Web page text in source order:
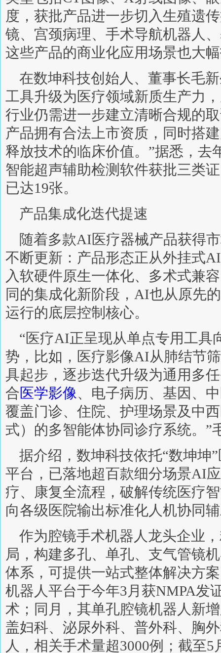
度，获批产品进一步切入生殖遗
镜、宫颈病理、手术导航机器人
这些产品的商业化应用场景也大
在数坤科技创始人、董事长毛
工具升级为医疗领域新质生产力
行业仍需进一步建立清晰合规的
产品拥有合法上市资质，同时搭
释放技术的临床价值。”据悉，去
智能超声辅助检测软件获批三类
已达19张。
产品集成化迭代提速
随着多款AI医疗器械产品获得
不断更新：产品形态正从外挂式
入软硬件原生一体化、多术式兼
同的集成化新阶段，AI也从原先
运行的底层控制核心。
“医疗AI正呈现从单点专用工具
势，比如，医疗影像AI从肺结节
具起步，逐步迭代升级为通用多
合医学影像、电子病历、基因、
覆盖门诊、住院、护理场景及中
式）的多智能体协同诊疗系统。”
据介绍，数坤科技依托“数坤坤
平台，已落地超百款细分场景AI
疗、康复全流程，破解传统医疗
向各级医院输出标准化人机协同
作为腔镜手术机器人龙头企业
局，构建多孔、单孔、支气管镜
体系，可提供一站式整体解决方
机器人平台于今年3月获NMPA发
术；同月，其单孔腔镜机器人新
盖妇科、泌尿外科、普外科、胸
人，相关手术量超3000例；截至